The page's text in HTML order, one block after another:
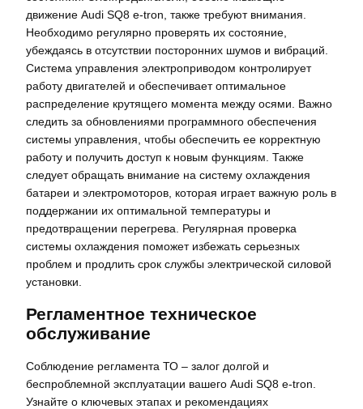
движение Audi SQ8 e-tron, также требуют внимания.
Необходимо регулярно проверять их состояние,
убеждаясь в отсутствии посторонних шумов и вибраций.
Система управления электроприводом контролирует
работу двигателей и обеспечивает оптимальное
распределение крутящего момента между осями. Важно
следить за обновлениями программного обеспечения
системы управления, чтобы обеспечить ее корректную
работу и получить доступ к новым функциям. Также
следует обращать внимание на систему охлаждения
батареи и электромоторов, которая играет важную роль в
поддержании их оптимальной температуры и
предотвращении перегрева. Регулярная проверка
системы охлаждения поможет избежать серьезных
проблем и продлить срок службы электрической силовой
установки.
Регламентное техническое
обслуживание
Соблюдение регламента ТО – залог долгой и
беспроблемной эксплуатации вашего Audi SQ8 e-tron.
Узнайте о ключевых этапах и рекомендациях